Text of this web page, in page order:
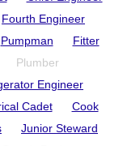
Fourth Engineer
Pumpman
Fitter
Plumber
Engineer
Cadet
Cook
Junior Steward